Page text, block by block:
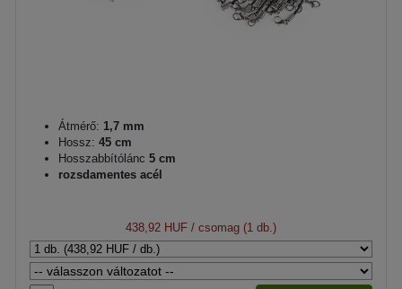
Átmérő: 1,7 mm
Hossz: 45 cm
Hosszabbítólánc 5 cm
rozsdamentes acél
438,92 HUF / csomag (1 db.)